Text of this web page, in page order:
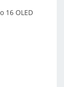
16 OLED